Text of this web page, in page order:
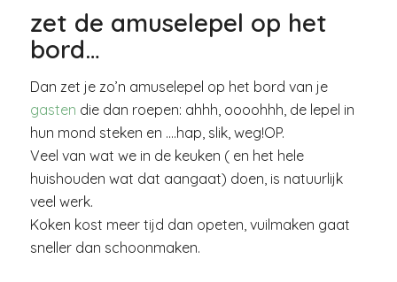
zet de amuselepel op het
bord…
Dan zet je zo’n amuselepel op het bord van je
gasten die dan roepen: ahhh, oooohhh, de lepel in
hun mond steken en ….hap, slik, weg!OP.
Veel van wat we in de keuken ( en het hele
huishouden wat dat aangaat) doen, is natuurlijk
veel werk.
Koken kost meer tijd dan opeten, vuilmaken gaat
sneller dan schoonmaken.